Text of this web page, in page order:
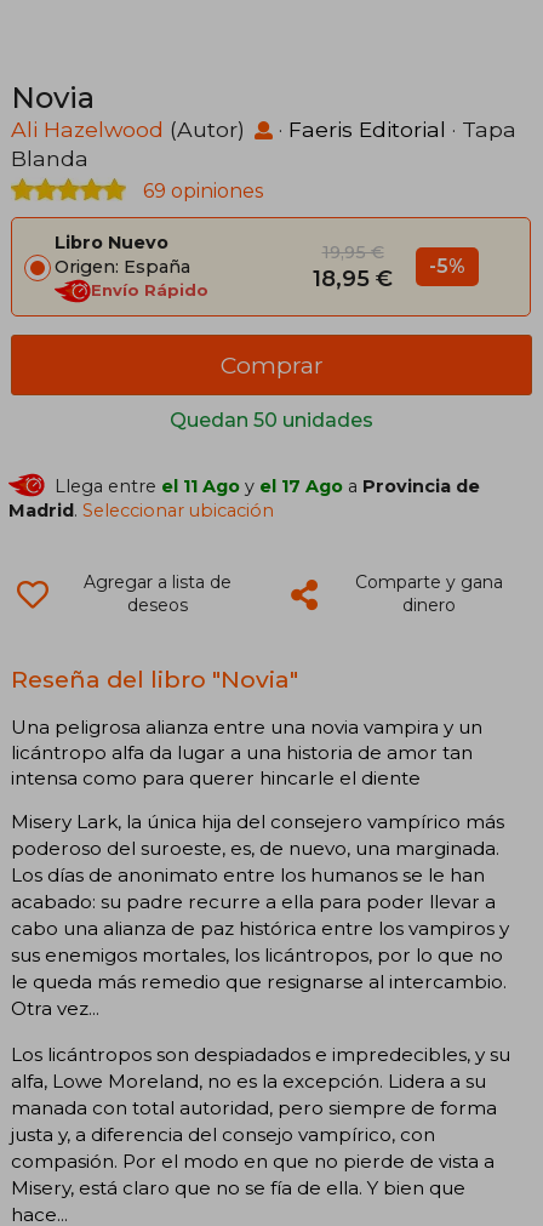
Novia
Ali Hazelwood (Autor) · Faeris Editorial · Tapa
Blanda
69 opiniones
Libro Nuevo
Origen: España
Envío Rápido
19,95 €
18,95 € -5%
Quedan 50 unidades
Comprar
Llega entre el 11 Ago y el 17 Ago a Provincia de
Madrid.Seleccionar ubicación
Agregar a lista de
deseos
Comparte y gana
dinero
Reseña del libro "Novia"
Una peligrosa alianza entre una novia vampira y un
licántropo alfa da lugar a una historia de amor tan
intensa como para querer hincarle el diente
Misery Lark, la única hija del consejero vampírico más
poderoso del suroeste, es, de nuevo, una marginada.
Los días de anonimato entre los humanos se le han
acabado: su padre recurre a ella para poder llevar a
cabo una alianza de paz histórica entre los vampiros y
sus enemigos mortales, los licántropos, por lo que no
le queda más remedio que resignarse al intercambio.
Otra vez...
Los licántropos son despiadados e impredecibles, y su
alfa, Lowe Moreland, no es la excepción. Lidera a su
manada con total autoridad, pero siempre de forma
justa y, a diferencia del consejo vampírico, con
compasión. Por el modo en que no pierde de vista a
Misery, está claro que no se fía de ella. Y bien que
hace...